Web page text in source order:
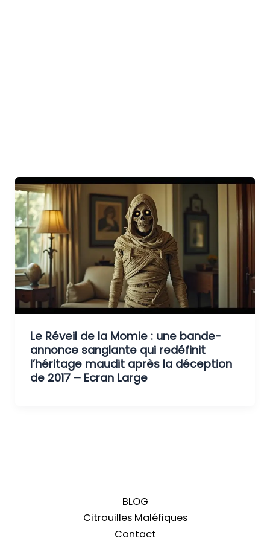
Le Réveil de la Momie : une bande-
annonce sanglante qui redéfinit
l’héritage maudit après la déception
de 2017 – Ecran Large
BLOG
Citrouilles Maléfiques
Contact